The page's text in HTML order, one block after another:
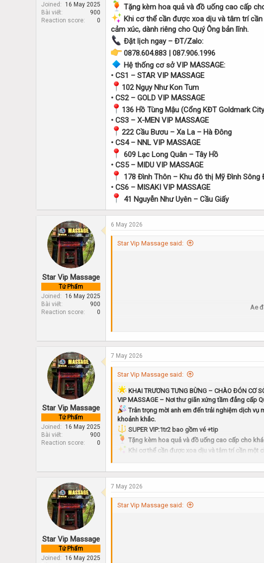
Joined
16 May 2025
Bài viết
900
Reaction score
0
Tặng kèm hoa quả và đồ uống cao cấp
Khi cơ thể cần được xoa dịu và tâm trí
cảm xúc, dành riêng cho Quý Ông bản lĩnh.
Đặt lịch ngay – ĐT/Zalo:
0878.604.883 | 087.906.1996
Hệ thống cơ sở VIP MASSAGE:
• CS1 – STAR VIP MASSAGE
102 Ngụy Như Kon Tum
• CS2 – GOLD VIP MASSAGE
136 Hồ Tùng Mậu (Cổng KĐT Goldmark
• CS3 – X-MEN VIP MASSAGE
222 Cầu Bươu – Xa La – Hà Đông
• CS4 – NNL VIP MASSAGE
609 Lạc Long Quân – Tây Hồ
• CS5 – MIDU VIP MASSAGE
178 Đình Thôn – Khu đô thị Mỹ Đình Sông
• CS6 – MISAKI VIP MASSAGE
41 Nguyễn Như Uyên – Cầu Giấy
Star Vip Massage
Tứ Phẩm
Joined
16 May 2025
Bài viết
900
Reaction score
0
6 May 2026
Star Vip Massage said:
Ae
Star Vip Massage
Tứ Phẩm
Joined
16 May 2025
Bài viết
900
Reaction score
0
7 May 2026
Star Vip Massage said:
KHAI TRƯƠNG TƯNG BỪNG – CHÀO ĐÓN CƠ
VIP MASSAGE – Nơi thư giãn xứng tầm đẳng cấp
Trân trọng mời anh em đến trải nghiệm dịch
khoảnh khắc.
SUPER VIP:1tr2 bao gồm vé +tip
Tặng kèm hoa quả và đồ uống cao cấp cho
Khi cơ thể cần được xoa dịu và tâm trí cần một
Hệ thống cơ sở VIP MASSAGE:
• CS1 – STAR VIP MASSAGE
102 Ngụy Như Kon Tum
Star Vip Massage
Tứ Phẩm
Joined
16 May 2025
7 May 2026
Star Vip Massage said: